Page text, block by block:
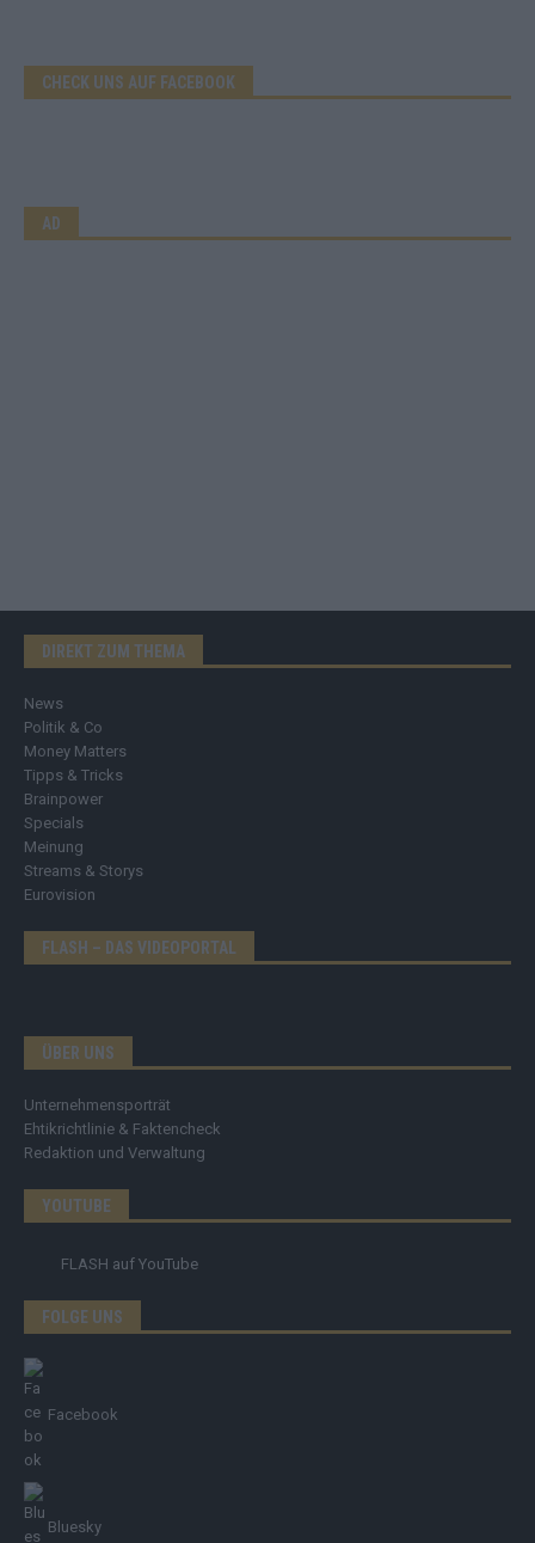
CHECK UNS AUF FACEBOOK
AD
DIREKT ZUM THEMA
News
Politik & Co
Money Matters
Tipps & Tricks
Brainpower
Specials
Meinung
Streams & Storys
Eurovision
FLASH – DAS VIDEOPORTAL
ÜBER UNS
Unternehmensporträt
Ehtikrichtlinie & Faktencheck
Redaktion und Verwaltung
YOUTUBE
FLASH auf YouTube
FOLGE UNS
Facebook
Bluesky